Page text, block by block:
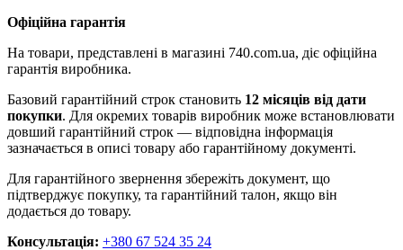
Офіційна гарантія
На товари, представлені в магазині 740.com.ua, діє офіційна
гарантія виробника.
Базовий гарантійний строк становить 12 місяців від дати
покупки. Для окремих товарів виробник може встановлювати
довший гарантійний строк — відповідна інформація
зазначається в описі товару або гарантійному документі.
Для гарантійного звернення збережіть документ, що
підтверджує покупку, та гарантійний талон, якщо він
додається до товару.
Консультація: +380 67 524 35 24